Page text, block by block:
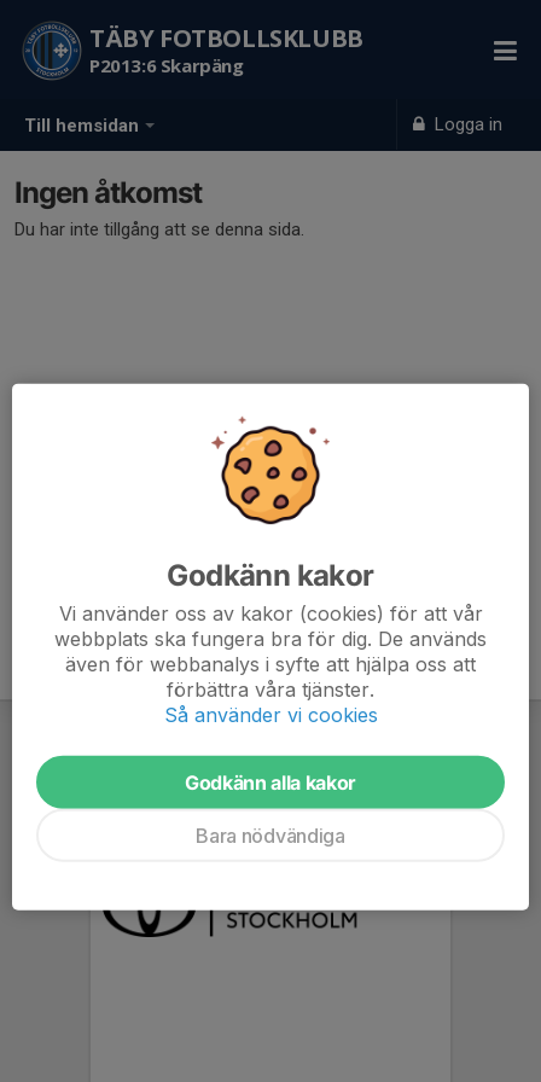
Till hemsidan Logga in
TÄBY FOTBOLLSKLUBB
P2013:6 Skarpäng
Ingen åtkomst
Du har inte tillgång att se denna sida.
Godkänn kakor
Vi använder oss av kakor (cookies) för att vår
webbplats ska fungera bra för dig. De används
även för webbanalys i syfte att hjälpa oss att
förbättra våra tjänster.
Så använder vi cookies
Godkänn alla kakor
Bara nödvändiga